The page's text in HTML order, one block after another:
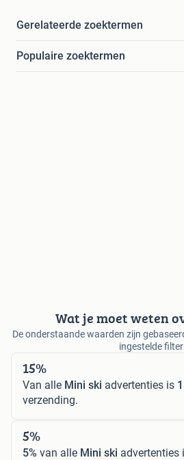
Gerelateerde zoektermen
Populaire zoektermen
Wat je moet weten
De onderstaande waarden zijn
ingestelde
15%
Van alle Mini ski advertenties is
verzending.
5%
5% van alle Mini ski advertenties